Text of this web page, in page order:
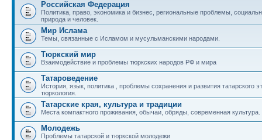
Российская Федерация
Политика, право, экономика и бизнес, региональные проблемы,
природа и человек.
Мир Ислама
Темы, связанные с Исламом и мусульманскими народами.
Тюркский мир
Взаимодействие и проблемы тюркских народов РФ и мира
Татароведение
История, язык, политика , проблемы сохранения и развития татарского
тюркология.
Татарские края, культура и традиции
Места компактного проживания, обычаи, обряды, современная культура.
Молодежь
Проблемы татарской и тюркской молодежи